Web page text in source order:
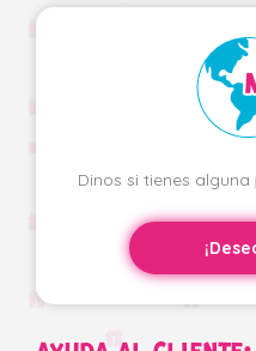
Dinos si tienes alguna